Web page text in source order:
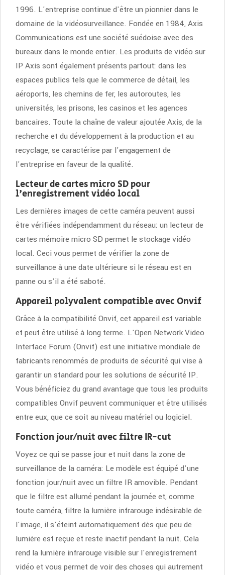
1996. L'entreprise continue d'être un pionnier dans le
domaine de la vidéosurveillance. Fondée en 1984, Axis
Communications est une société suédoise avec des
bureaux dans le monde entier. Les produits de vidéo sur
IP Axis sont également présents partout: dans les
espaces publics tels que le commerce de détail, les
aéroports, les chemins de fer, les autoroutes, les
universités, les prisons, les casinos et les agences
bancaires. Toute la chaîne de valeur ajoutée Axis, de la
recherche et du développement à la production et au
recyclage, se caractérise par l'engagement de
l'entreprise en faveur de la qualité.
Lecteur de cartes micro SD pour
l'enregistrement vidéo local
Les dernières images de cette caméra peuvent aussi
être vérifiées indépendamment du réseau: un lecteur de
cartes mémoire micro SD permet le stockage vidéo
local. Ceci vous permet de vérifier la zone de
surveillance à une date ultérieure si le réseau est en
panne ou s'il a été saboté.
Appareil polyvalent compatible avec Onvif
Grâce à la compatibilité Onvif, cet appareil est variable
et peut être utilisé à long terme. L'Open Network Video
Interface Forum (Onvif) est une initiative mondiale de
fabricants renommés de produits de sécurité qui vise à
garantir un standard pour les solutions de sécurité IP.
Vous bénéficiez du grand avantage que tous les produits
compatibles Onvif peuvent communiquer et être utilisés
entre eux, que ce soit au niveau matériel ou logiciel.
Fonction jour/nuit avec filtre IR-cut
Voyez ce qui se passe jour et nuit dans la zone de
surveillance de la caméra: Le modèle est équipé d'une
fonction jour/nuit avec un filtre IR amovible. Pendant
que le filtre est allumé pendant la journée et, comme
toute caméra, filtre la lumière infrarouge indésirable de
l'image, il s'éteint automatiquement dès que peu de
lumière est reçue et reste inactif pendant la nuit. Cela
rend la lumière infrarouge visible sur l'enregistrement
vidéo et vous permet de voir des choses qui autrement